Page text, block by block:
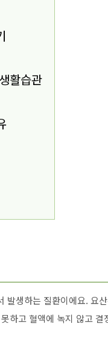
활습관
생하는 질환이에요. 요
하고 혈액에 녹지 않고